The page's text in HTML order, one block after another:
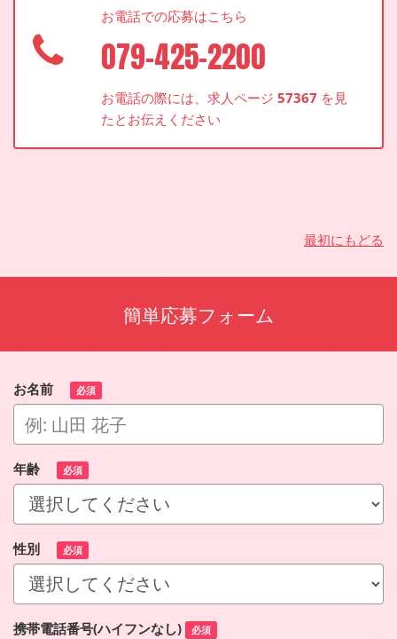
お電話での応募はこちら
079-425-2200
お電話の際には、求人ページ57367 を見
たとお伝えください
最初にもどる
簡単応募フォーム
お名前 必須
年齢 必須
性別 必須
携帯電話番号(ハイフンなし) 必須